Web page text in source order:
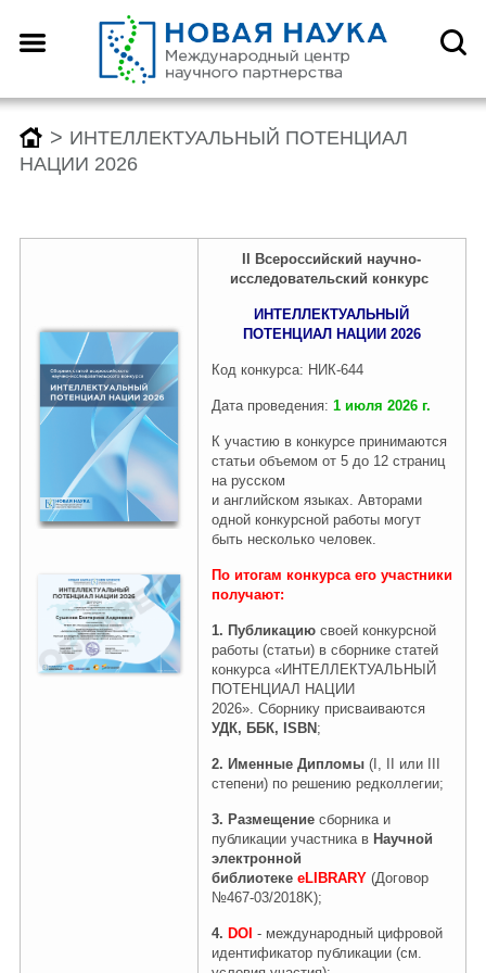
Назад
О центре
Как оформить научную
Отзывы
Редколлегия
Назад
Конференции
Заявка (регистрация) на
Архив конференций 2026
2025-2019
Назад
Монографии
Заявка на публикацию
Архив монографий 2026
2025-2019
Назад
Конкурсы
Заявка (регистрация) на
Архив конкурсов 2026
2025-2019
> ИНТЕЛЛЕКТУАЛЬНЫЙ ПОТЕНЦИАЛ
НАЦИИ 2026
Всероссийский научно-
исследовательский конкурс
ИНТЕЛЛЕКТУАЛЬНЫЙ
ПОТЕНЦИАЛ НАЦИИ 2026
Код конкурса: НИК-644
Дата проведения: 1 июля 2026 г.
К участию в конкурсе принимаются
статьи объемом от 5 до 12 страниц
на русском
и английском языках. Авторами
одной конкурсной работы могут
быть несколько человек.
По итогам конкурса его участники
получают:
1. Публикациюсвоей конкурсной
работы (статьи) в сборнике статей
конкурса «ИНТЕЛЛЕКТУАЛЬНЫЙ
ПОТЕНЦИАЛ НАЦИИ
2026». Сборнику присваиваются
УДК, ББК, ISBN ;
2. Именные Дипломы(I, II или III
степени) по решению редколлегии;
3. Размещениесборника и
публикации участника в Научной
электронной
библиотеке eLIBRARY (Договор
№467-03/2018K);
4. DOI - международный цифровой
идентификатор публикации (см.